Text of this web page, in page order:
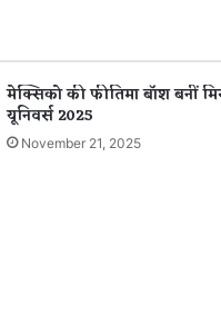
मेक्सिको की फीतिमा बॉश बनीं
यूनिवर्स 2025
November 21, 2025